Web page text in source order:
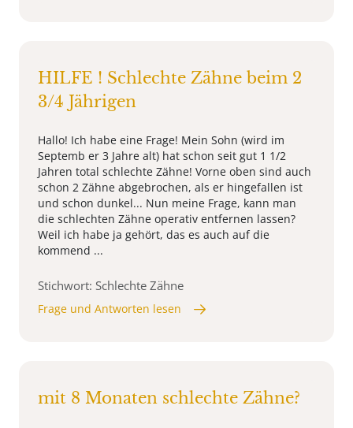
HILFE ! Schlechte Zähne beim 2
3/4 Jährigen
Hallo! Ich habe eine Frage! Mein Sohn (wird im
Septemb er 3 Jahre alt) hat schon seit gut 1 1/2
Jahren total schlechte Zähne! Vorne oben sind auch
schon 2 Zähne abgebrochen, als er hingefallen ist
und schon dunkel... Nun meine Frage, kann man
die schlechten Zähne operativ entfernen lassen?
Weil ich habe ja gehört, das es auch auf die
kommend ...
Stichwort: Schlechte Zähne
Frage und Antworten lesen
mit 8 Monaten schlechte Zähne?